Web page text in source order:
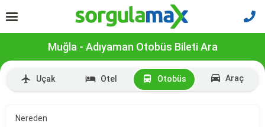
Muğla - Adıyaman Otobüs Bileti Ara
Uçak Otel Otobüs Araç
Nereden